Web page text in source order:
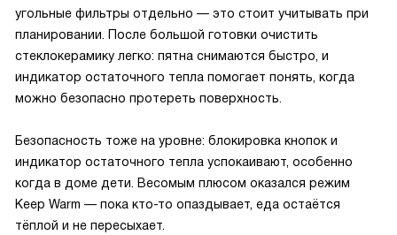
угольные фильтры отдельно — это стоит учитывать при
планировании. После большой готовки очистить
стеклокерамику легко: пятна снимаются быстро, и
индикатор остаточного тепла помогает понять, когда
можно безопасно протереть поверхность.
Безопасность тоже на уровне: блокировка кнопок и
индикатор остаточного тепла успокаивают, особенно
когда в доме дети. Весомым плюсом оказался режим
Keep Warm — пока кто-то опаздывает, еда остаётся
тёплой и не пересыхает.